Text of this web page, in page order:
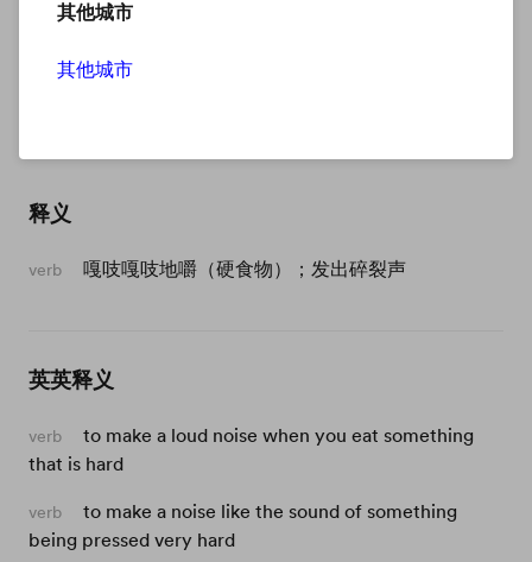
crunch
释义
verb 嘎吱嘎吱地嚼（硬食物）；发出碎裂声
英英释义
verb
to make a loud noise when you eat something
that is hard
verb
to make a noise like the sound of something
being pressed very hard
其他城市
其他城市